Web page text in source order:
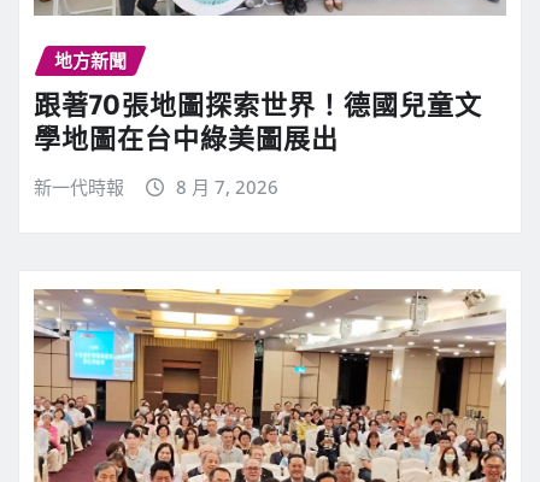
地方新聞
跟著70張地圖探索世界！德國兒童文
學地圖在台中綠美圖展出
新一代時報 8 月 7, 2026